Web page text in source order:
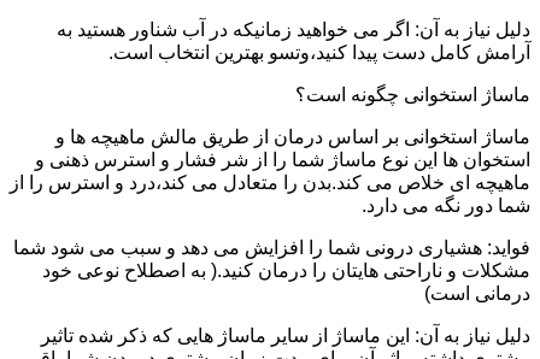
دلیل نیاز به آن: اگر می خواهید زمانیکه در آب شناور هستید به
آرامش کامل دست پیدا کنید،وتسو بهترین انتخاب است.
ماساژ استخوانی چگونه است؟
ماساژ استخوانی بر اساس درمان از طریق مالش ماهیچه ها و
استخوان ها این نوع ماساژ شما را از شر فشار و استرس ذهنی و
ماهیچه ای خلاص می کند.بدن را متعادل می کند،درد و استرس را از
شما دور نگه می دارد.
فواید: هشیاری درونی شما را افزایش می دهد و سبب می شود شما
مشکلات و ناراحتی هایتان را درمان کنید.( به اصطلاح نوعی خود
درمانی است)
دلیل نیاز به آن: این ماساژ از سایر ماساژ هایی که ذکر شده تاثیر